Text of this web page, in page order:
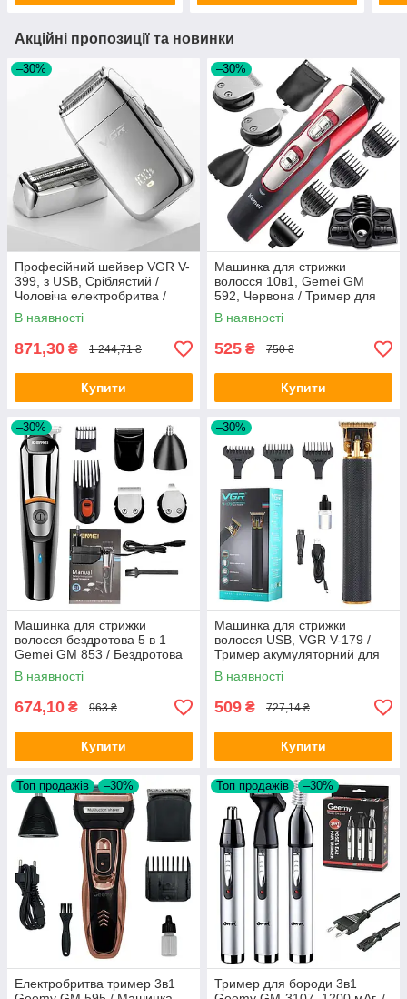
Акційні пропозиції та новинки
–30%
Професійний шейвер VGR V-
399, з USB, Сріблястий /
Чоловіча електробритва /
Портативна акумуляторна
бритва
В наявності
871,30 ₴ 1 244,71 ₴
Купити
–30%
Машинка для стрижки
волосся 10в1, Gemei GM
592, Червона / Тример для
стрижки вусів, бороди /
Електробритва
В наявності
525 ₴ 750 ₴
Купити
–30%
Машинка для стрижки
волосся бездротова 5 в 1
Gemei GM 853 / Бездротова
машинка для волосся
В наявності
674,10 ₴ 963 ₴
Купити
–30%
Машинка для стрижки
волосся USB, VGR V-179 /
Тример акумуляторний для
стрижки бороди
В наявності
509 ₴ 727,14 ₴
Купити
Топ продажів –30%
Електробритва тример 3в1
Топ продажів –30%
Тример для бороди 3в1